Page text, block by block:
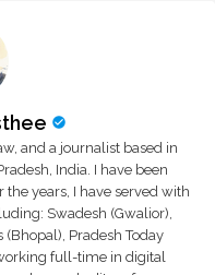
and a journalist based in
India. I have been
years, I have served with
Swadesh (Gwalior),
(Bhopal), Pradesh Today
full-time in digital